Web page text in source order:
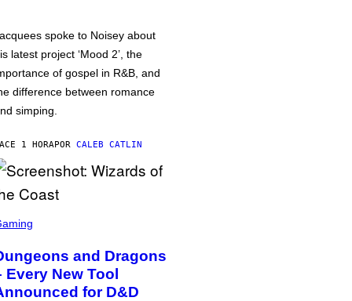
spoke to Noisey about
latest project ‘Mood 2’, the
of gospel in R&B, and
difference between romance
simping.
1 HORAPOR CALEB CATLIN
and Dragons
Every New Tool
for D&D